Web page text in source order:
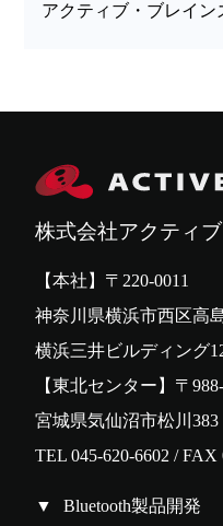
アクティブ・ブレイン
株式会社アクティ
【本社】〒220-0011
神奈川県横浜市西区高
横浜三井ビルディング
【東北センター】〒
宮城県気仙沼市松川383
TEL 045-620-6602 / FAX
Bluetooth製品開発